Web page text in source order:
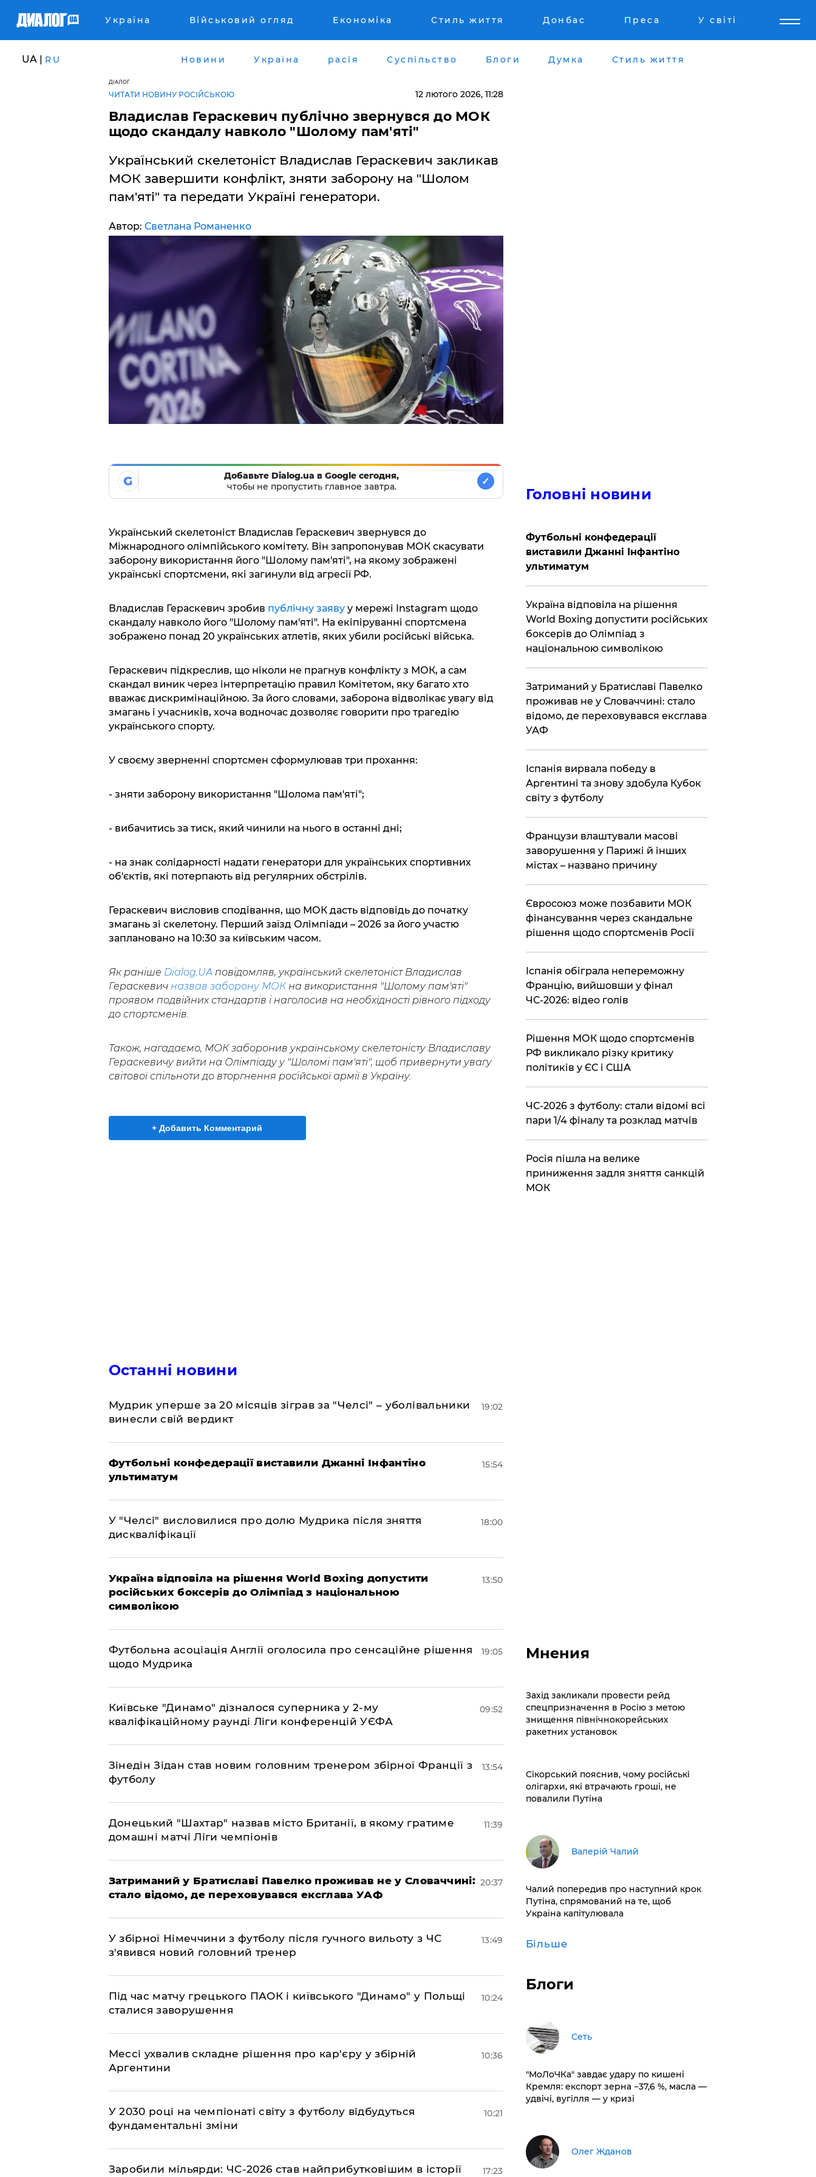
Україна Військовий огляд Економіка Стиль життя Донбас Преса У світі
UA | RU Новини Україна расія Суспільство Блоги Думка Стиль життя
ДІАЛОГ
ЧИТАТИ НОВИНУ РОСІЙСЬКОЮ 12 лютого 2026, 11:28
Владислав Гераскевич публічно звернувся до МОК
щодо скандалу навколо "Шолому пам'яті"
Український скелетоніст Владислав Гераскевич закликав
МОК завершити конфлікт, зняти заборону на "Шолом
пам'яті" та передати Україні генератори.
Автор: Светлана Романенко
G
Добавьте Dialog.ua в Google сегодня,
чтобы не пропустить главное завтра.
✓
Український скелетоніст Владислав Гераскевич звернувся до
Міжнародного олімпійського комітету. Він запропонував МОК скасувати
заборону використання його "Шолому пам'яті", на якому зображені
українські спортсмени, які загинули від агресії РФ.
Владислав Гераскевич зробив публічну заявуу мережі Instagram щодо
скандалу навколо його "Шолому пам'яті". На екіпіруванні спортсмена
зображено понад 20 українських атлетів, яких убили російські війська.
Гераскевич підкреслив, що ніколи не прагнув конфлікту з МОК, а сам
скандал виник через інтерпретацію правил Комітетом, яку багато хто
вважає дискримінаційною. За його словами, заборона відволікає увагу від
змагань і учасників, хоча водночас дозволяє говорити про трагедію
українського спорту.
У своєму зверненні спортсмен сформулював три прохання:
- зняти заборону використання "Шолома пам'яті";
- вибачитись за тиск, який чинили на нього в останні дні;
- на знак солідарності надати генератори для українських спортивних
об'єктів, які потерпають від регулярних обстрілів.
Гераскевич висловив сподівання, що МОК дасть відповідь до початку
змагань зі скелетону. Перший заїзд Олімпіади – 2026 за його участю
заплановано на 10:30 за київським часом.
Як раніше Dialog.UA повідомляв, український скелетоніст Владислав
Гераскевич назвав заборону МОКна використання "Шолому пам'яті"
проявом подвійних стандартів і наголосив на необхідності рівного підходу
до спортсменів.
Також, нагадаємо, МОК заборонив українському скелетоністу Владиславу
Гераскевичу вийти на Олімпіаду у "Шоломі пам'яті", щоб привернути увагу
світової спільноти до вторгнення російської армії в Україну.
+ Добавить Комментарий
Останні новини
​Мудрик уперше за 20 місяців зіграв за "Челсі" – уболівальники
винесли свій вердикт
19:02
Футбольні конфедерації виставили Джанні Інфантіно
ультиматум
15:54
У "Челсі" висловилися про долю Мудрика після зняття
дискваліфікації
18:00
Україна відповіла на рішення World Boxing допустити
російських боксерів до Олімпіад з національною
символікою
13:50
​Футбольна асоціація Англії оголосила про сенсаційне рішення
щодо Мудрика
19:05
Київське "Динамо" дізналося суперника у 2-му
кваліфікаційному раунді Ліги конференцій УЄФА
09:52
​Зінедін Зідан став новим головним тренером збірної Франції з
футболу
13:54
Донецький "Шахтар" назвав місто Британії, в якому гратиме
домашні матчі Ліги чемпіонів
11:39
Затриманий у Братиславі Павелко проживав не у Словаччині:
стало відомо, де переховувався ексглава УАФ
20:37
У збірної Німеччини з футболу після гучного вильоту з ЧС
з'явився новий головний тренер
13:49
Під час матчу грецького ПАОК і київського "Динамо" у Польщі
сталися заворушення
10:24
Мессі ухвалив складне рішення про кар'єру у збірній
Аргентини
10:36
У 2030 році на чемпіонаті світу з футболу відбудуться
фундаментальні зміни
10:21
​Заробили мільярди: ЧС-2026 став найприбутковішим в історії 17:23
Головні новини
Футбольні конфедерації
виставили Джанні Інфантіно
ультиматум
Україна відповіла на рішення
World Boxing допустити російських
боксерів до Олімпіад з
національною символікою
Затриманий у Братиславі Павелко
проживав не у Словаччині: стало
відомо, де переховувався ексглава
УАФ
Іспанія вирвала победу в
Аргентині та знову здобула Кубок
світу з футболу
Французи влаштували масові
заворушення у Парижі й інших
містах – названо причину
Євросоюз може позбавити МОК
фінансування через скандальне
рішення щодо спортсменів Росії
Іспанія обіграла непереможну
Францію, вийшовши у фінал
ЧС-2026: відео голів
Рішення МОК щодо спортсменів
РФ викликало різку критику
політиків у ЄС і США
ЧС-2026 з футболу: стали відомі всі
пари 1/4 фіналу та розклад матчів
Росія пішла на велике
приниження задля зняття санкцій
МОК
Мнения
​Захід закликали провести рейд
спецпризначення в Росію з метою
знищення північнокорейських
ракетних установок
​Сікорський пояснив, чому російські
олігархи, які втрачають гроші, не
повалили Путіна
Валерій Чалий
​Чалий попередив про наступний крок
Путіна, спрямований на те, щоб
Україна капітулювала
Більше
Блоги
Сеть
​"МоЛоЧКа" завдає удару по кишені
Кремля: експорт зерна −37,6 %, масла —
удвічі, вугілля — у кризі
Олег Жданов